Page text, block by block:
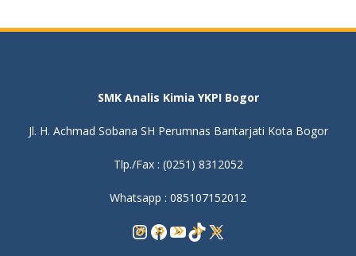
SMK Analis Kimia YKPI Bogor
Jl. H. Achmad Sobana SH Perumnas Bantarjati Kota Bogor
Tlp./Fax : (0251) 8312052
Whatsapp : 085107152012
Instagram
Facebook
YouTube
TikTok
X